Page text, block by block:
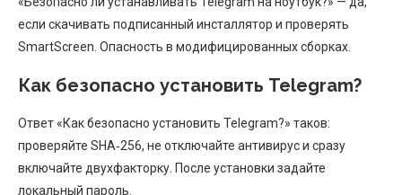
если скачивать подписанный инсталлятор и проверять
SmartScreen. Опасность в модифицированных сборках.
Как безопасно установить Telegram?
Ответ «Как безопасно установить Telegram?» таков:
проверяйте SHA‑256, не отключайте антивирус и сразу
включайте двухфакторку. После установки задайте
локальный пароль.